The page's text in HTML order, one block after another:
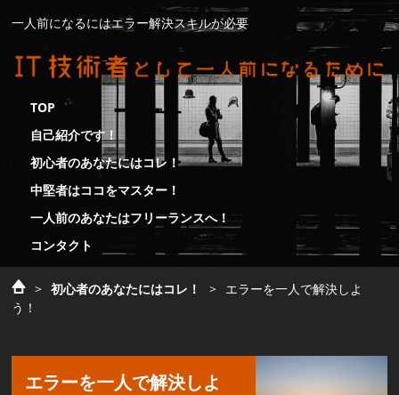
一人前になるにはエラー解決スキルが必要
TOP
自己紹介です！
初心者のあなたにはコレ！
中堅者はココをマスター！
一人前のあなたはフリーランスへ！
コンタクト
> 初心者のあなたにはコレ！ > エラーを一人で解決しよ
う！
エラーを一人で解決しよ